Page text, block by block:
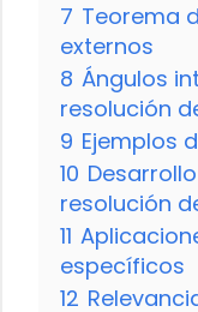
7 Teorema
externos
8 Ángulos
resolución
9 Ejemplos
10
resolución
11
específicos
12